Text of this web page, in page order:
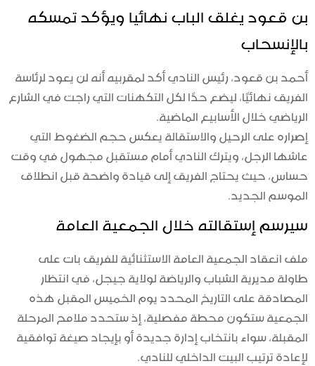
بن قعود يغلق الباب نهائيا ويؤكد تمسكه
بالإنسحاب
أحمد بن قعود، رئيس النادي أكد لمقربيه أنه لن يعود لرئاسة
الفريق نهائيًا، ليضع حدًا لكل التكهنات التي راجت في الشارع
الرياضي خلال الأسابيع الماضية.
إصراره على الرحيل والاستقالة يعكس حجم الضغوط التي
عاشها الرجل، ويترك النادي أمام مستقبل مجهول في وقت
حساس، حيث يحتاج الفريق إلى قيادة واضحة قبل انطلاق
الموسم الجديد.
سيرسم إستقالته خلال الجمعية العامة
ملف انعقاد الجمعية العامة الاستثنائية للفريق بات على
طاولة مديرية الشباب والرياضة لولاية جيجل، في انتظار
المصادقة على التاريخ المحدد يوم الخميس المقبل هذه
الجمعية ستكون محطة مفصلية، إذ ستحدد ملامح المرحلة
المقبلة، سواء بانتخاب إدارة جديدة أو بإيجاد صيغة توافقية
لإعادة ترتيب البيت الداخلي للنادي.